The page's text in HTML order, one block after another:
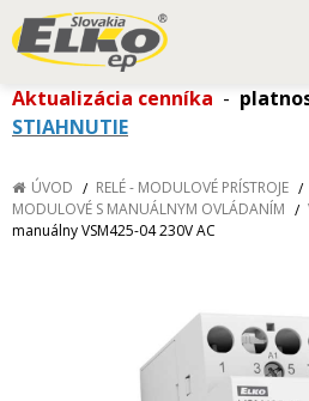
Aktualizácia cenníka -
STIAHNUTIE
ÚVOD RELÉ - MODULOVÉ PRÍSTROJE
MODULOVÉ S MANUÁLNYM OVLÁDANÍM
manuálny VSM425-04 230V AC